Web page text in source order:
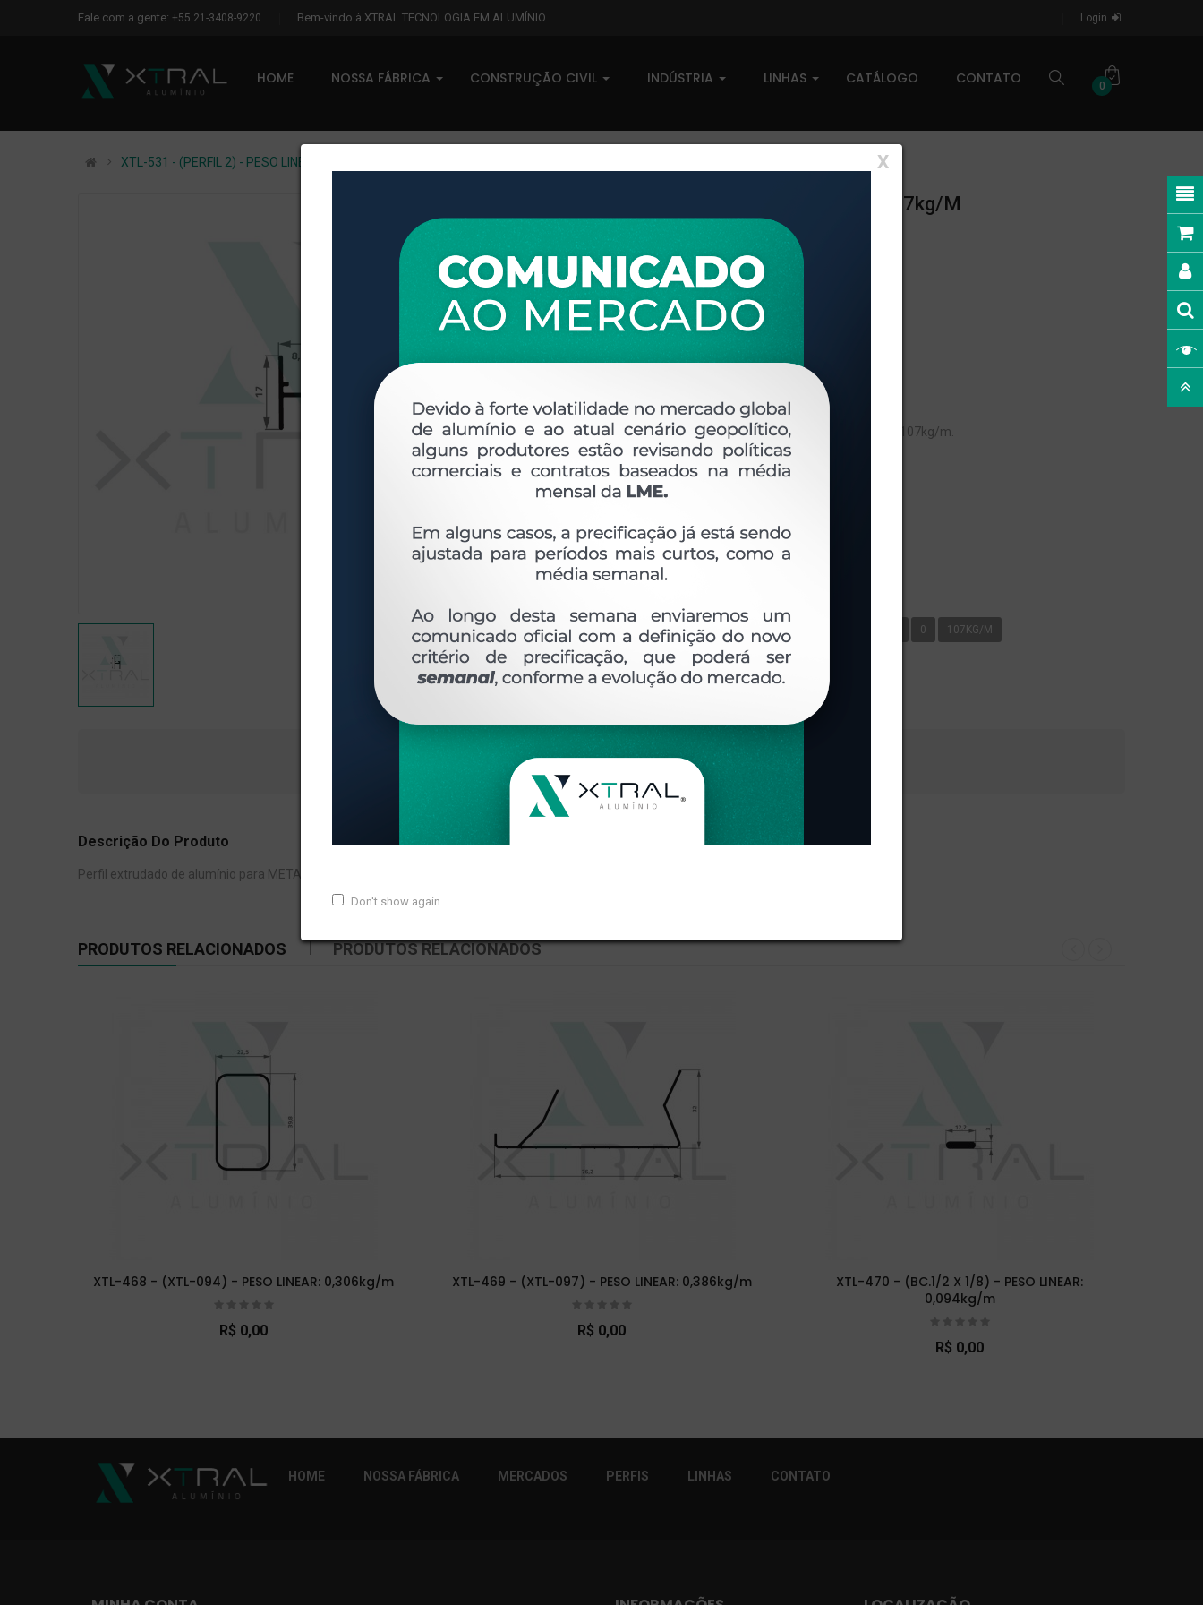
Fale com a gente: +55 21-3408-9220 Bem-vindo à XTRAL TECNOLOGIA EM ALUMÍNIO. Login
HOME NOSSA FÁBRICA CONSTRUÇÃO CIVIL INDÚSTRIA LINHAS CATÁLOGO CONTATO 0
X
Don't show again
XTL-531 - (PERFIL 2) - PESO LINEAR: 0,107kg/m
XTL-531 - (PERFIL 2) - PESO LINEAR: 0,107kg/m
0 comentários
Disponível sob consulta
Taxas R$ 0,00
Disponibilidade:
Em estoque
OVERVIEW
Perfil extrudado de alumínio para METAL XÁ, com peso linear de 0,107kg/m.
Ver perfis relacionados
Etiquetas: 531- PESO LINEAR - KG/M PERFIL 2 0 107KG/M
DESCRIÇÃO COMENTÁRIOS (0)
Descrição Do Produto
Perfil extrudado de alumínio para METAL XÁ, com peso linear de 0,107kg/m.
PRODUTOS RELACIONADOS PRODUTOS RELACIONADOS
XTL-468 - (XTL-094) - PESO LINEAR: 0,306kg/m
R$ 0,00
XTL-469 - (XTL-097) - PESO LINEAR: 0,386kg/m
R$ 0,00
XTL-470 - (BC.1/2 X 1/8) - PESO LINEAR:
0,094kg/m
R$ 0,00
HOME NOSSA FÁBRICA MERCADOS PERFIS LINHAS CONTATO